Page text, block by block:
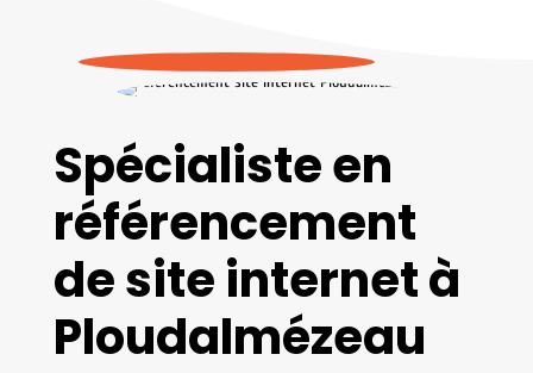
Spécialiste en
référencement
de site internet à
Ploudalmézeau